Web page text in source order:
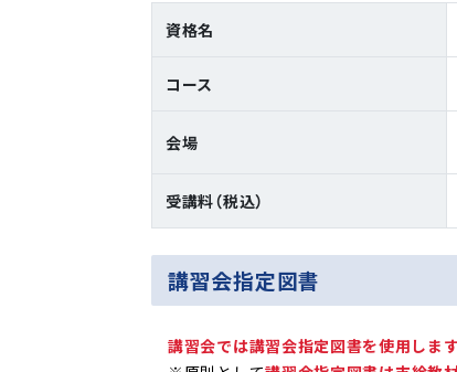
資格名
コース
会場
受講料（税込）
講習会指定図書
講習会では講習会指定図書を使用します